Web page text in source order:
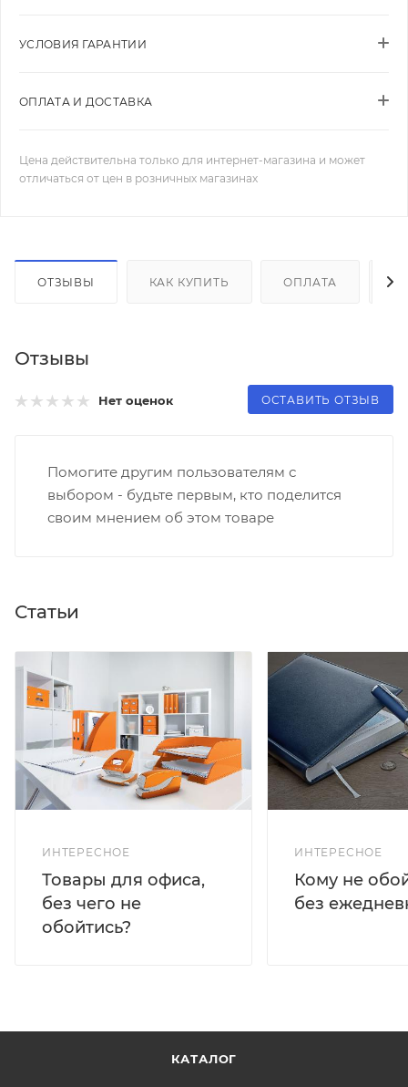
УСЛОВИЯ ГАРАНТИИ
ОПЛАТА И ДОСТАВКА
Цена действительна только для интернет-магазина и может
отличаться от цен в розничных магазинах
ОТЗЫВЫ КАК КУПИТЬ ОПЛАТА
Отзывы
Нет оценок ОСТАВИТЬ ОТЗЫВ
Помогите другим пользователям с
выбором - будьте первым, кто поделится
своим мнением об этом товаре
Статьи
ИНТЕРЕСНОЕ
Товары для офиса,
без чего не
обойтись?
ИНТЕРЕСНОЕ
Кому не
без
КАТАЛОГ